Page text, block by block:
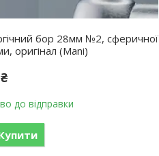
бор 28мм №2, сферичної
оригінал (Mani)
до відправки